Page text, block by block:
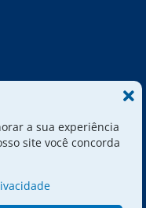
a sua experiência
site você concorda